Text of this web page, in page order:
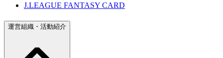
J.LEAGUE FANTASY CARD
運営組織・活動紹介